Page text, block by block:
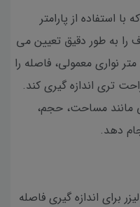
استفاده از پارامتر
را به طور دقیق تعیین می
نواری معمولی، فاصله را
تری اندازه گیری کند.
مانند مساحت، حجم،
دهد.
برای اندازه گیری فاصله